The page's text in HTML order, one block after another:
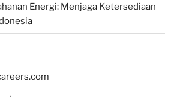
Energi: Menjaga Ketersediaan